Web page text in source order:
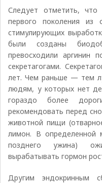
Следует отметить,
первого поколения из
стимулирующих
были созданы
превосходили аргинин
секретагогами.
лет. Чем раньше — тем
людям, у которых нет
гораздо более
рекомендовать перед
животной пищи
лимон. В определенной
позднего ужина)
вырабатывать гормон
Другим эндокринным